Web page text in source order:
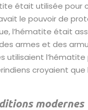
était utilisée
le pouvoir de
l’hématite était
armes et des
utilisaient
croyaient
modernes